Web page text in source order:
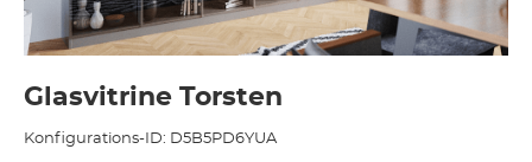
Glasvitrine Torsten
Konfigurations-ID: D5B5PD6YUA